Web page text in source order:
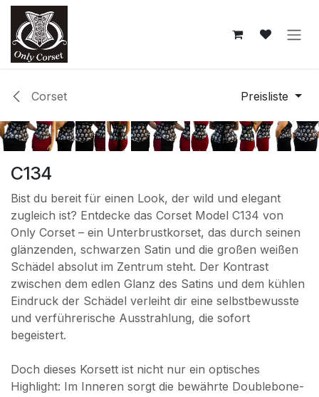
Zum Inhalt springen
Corset Preisliste
C134
Bist du bereit für einen Look, der wild und elegant
zugleich ist? Entdecke das Corset Model C134 von
Only Corset – ein Unterbrustkorset, das durch seinen
glänzenden, schwarzen Satin und die großen weißen
Schädel absolut im Zentrum steht. Der Kontrast
zwischen dem edlen Glanz des Satins und dem kühlen
Eindruck der Schädel verleiht dir eine selbstbewusste
und verführerische Ausstrahlung, die sofort
begeistert.
Doch dieses Korsett ist nicht nur ein optisches
Highlight: Im Inneren sorgt die bewährte Doublebone-